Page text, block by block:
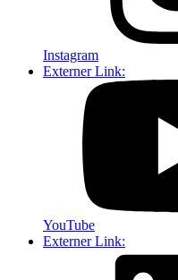
Instagram
Externer Link:
YouTube
Externer Link: